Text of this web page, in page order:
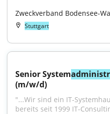
Zweckverband Bodensee-
Stuttgart
Senior System
(m/w/d)
"...Wir sind ein IT-
bereits seit 1999 IT-